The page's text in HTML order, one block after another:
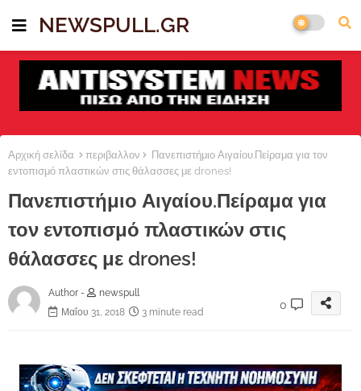
NEWSPULL.GR
Αρχική σελίδα περιβαλλον
Πανεπιστήμιο Αιγαίου.Πείραμα για τον
εντοπισμό πλαστικών στις θάλασσες με drones!
Πανεπιστήμιο Αιγαίου.Πείραμα για
τον εντοπισμό πλαστικών στις
θάλασσες με drones!
Author -
newspull
Μαΐου 31, 2018
3 minute read
0